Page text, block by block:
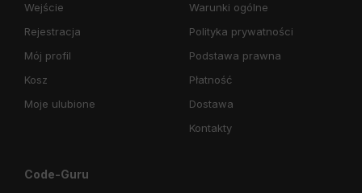
Wejście
Rejestracja
Mój profil
Kosz
Moje ulubione
Warunki ogólne
Polityka prywatności
Podstawa prawna
Płatność
Dostawa
Kontakty
Code-Guru